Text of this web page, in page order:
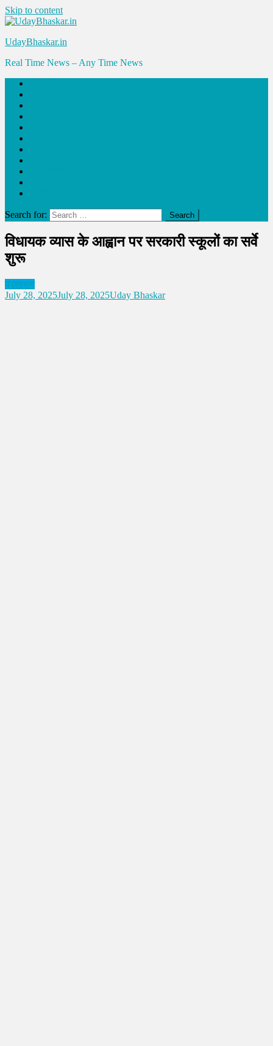
Skip to content
UdayBhaskar.in
Real Time News – Any Time News
Search for:
विधायक व्यास के आह्वान पर सरकारी स्कूलों का सर्वे
शुरू
प्रशासन
July 28, 2025July 28, 2025Uday Bhaskar